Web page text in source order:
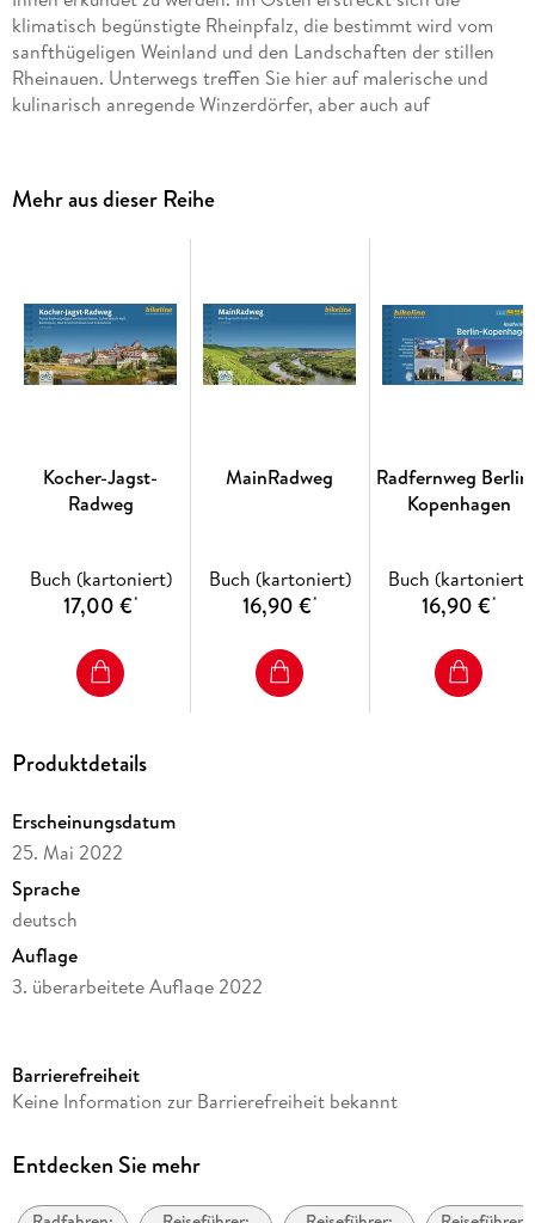
klimatisch begünstigte Rheinpfalz, die bestimmt wird vom
sanfthügeligen Weinland und den Landschaften der stillen
Rheinauen. Unterwegs treffen Sie hier auf malerische und
kulinarisch anregende Winzerdörfer, aber auch auf
Landschaft auf Mittelgebirgshöhe und wird von den Bergen
und Höhenzügen des Pfälzer Berglandes und der Westricher
Städten wie Zweibrücken und Pirmasens, Meisenheim und
Bad Münster am Stein treffen Sie hier auf Streuobstwiesen,
ruhige Wälder und saftige Weiden. Für weitere Abwechslung
sorgen verwinkelte Altstadtkerne und aussichtsreiche
herzhaften Pfälzer Küche sowie nicht wenigen
herausragenden Tropfen aus dieser weithin bekannten
Mehr aus dieser Reihe
Kocher-Jagst-
Radweg
Buch (kartoniert)
17,00 €*
MainRadweg
Buch (kartoniert)
16,90 €*
Radfernweg Berlin
Kopenhagen
Buch (kartoniert)
16,90 €*
Produktdetails
Erscheinungsdatum
25. Mai 2022
Sprache
deutsch
Auflage
3. überarbeitete Auflage 2022
Reihe
Autor/Autorin
Barrierefreiheit
Keine Information zur Barrierefreiheit bekannt
Entdecken Sie mehr